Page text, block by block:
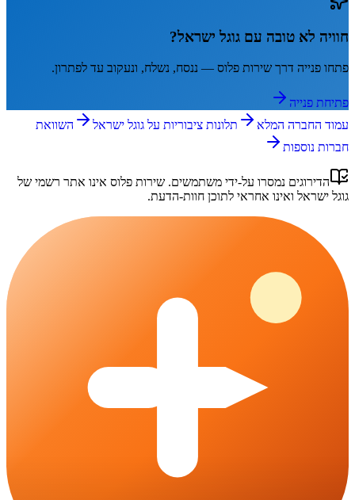
חוויה לא טובה עם גוגל ישראל?
פתחו פנייה דרך שירות פלוס — ננסח, נשלח, ונעקוב עד לפתרון.
פתיחת פנייה
עמוד החברה המלא
תלונות ציבוריות על גוגל ישראל
השוואת
חברות נוספות
הדירוגים נמסרו על-ידי משתמשים. שירות פלוס אינו אתר רשמי של
גוגל ישראל ואינו אחראי לתוכן חוות-הדעת.